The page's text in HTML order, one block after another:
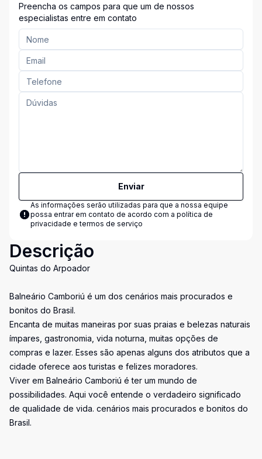
Preencha os campos para que um de nossos
especialistas entre em contato
Enviar
As informações serão utilizadas para que a nossa equipe
possa entrar em contato de acordo com a política de
privacidade e termos de serviço
Descrição
Quintas do Arpoador
Balneário Camboriú é um dos cenários mais procurados e
bonitos do Brasil.
Encanta de muitas maneiras por suas praias e belezas naturais
ímpares, gastronomia, vida noturna, muitas opções de
compras e lazer. Esses são apenas alguns dos atributos que a
cidade oferece aos turistas e felizes moradores.
Viver em Balneário Camboriú é ter um mundo de
possibilidades. Aqui você entende o verdadeiro significado
de qualidade de vida. cenários mais procurados e bonitos do
Brasil.